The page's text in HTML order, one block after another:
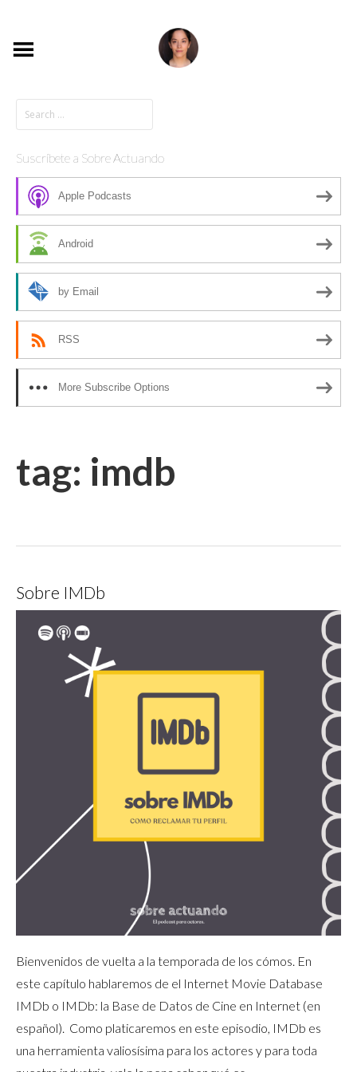
Suscríbete a Sobre Actuando
Apple Podcasts
Android
by Email
RSS
More Subscribe Options
tag: imdb
Sobre IMDb
Bienvenidos de vuelta a la temporada de los cómos. En
este capítulo hablaremos de el Internet Movie Database
IMDb o IMDb: la Base de Datos de Cine en Internet (en
español). Como platicaremos en este episodio, IMDb es
una herramienta valiosísima para los actores y para toda